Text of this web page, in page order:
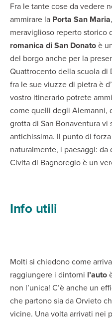
Fra le tante cose da vedere
ammirare la Porta San Maria
meraviglioso reperto storico
romanica di San Donatoè
del borgo anche per la
Quattrocento della scuola di
fra le sue viuzze di pietra è
vostro itinerario potrete
come quelli degli Alemanni,
grotta di San Bonaventura vi
antichissima. Il punto di
naturalmente, i paesaggi:
Civita di Bagnoregio è un
Info utili
Molti si chiedono come
raggiungere i dintorni l’auto
non l’unica! C’è anche un
che partono sia da Orvieto
vicine. Una volta arrivati nei